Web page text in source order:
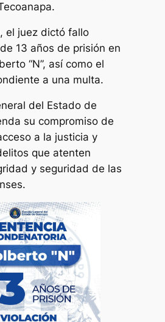
el juez dictó fallo
13 años de prisión en
“N”, así como el
a una multa.
del Estado de
su compromiso de
a la justicia y
que atenten
y seguridad de las